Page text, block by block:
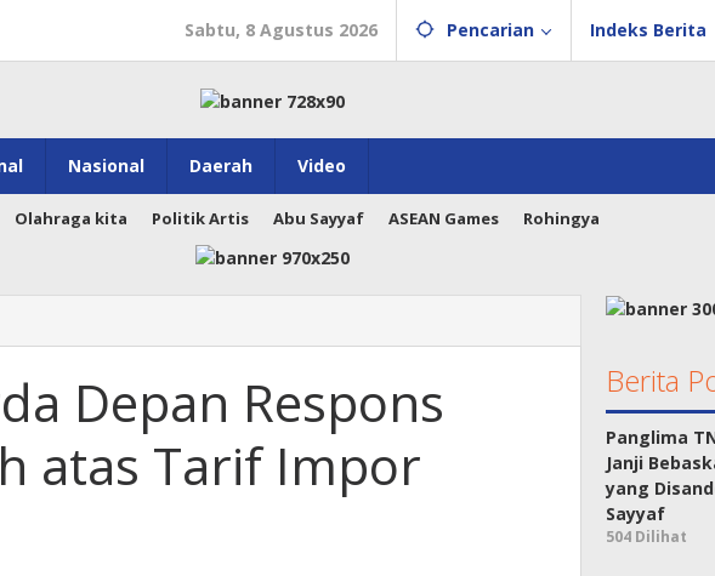
Sabtu, 8 Agustus 2026 Pencarian Indeks Berita
Nasional Daerah Video
Olahraga kita Politik Artis Abu Sayyaf ASEAN Games Rohingya
Depan Respons
atas Tarif Impor
Berita
Panglima
Janji
yang
Sayyaf
504 Dilihat